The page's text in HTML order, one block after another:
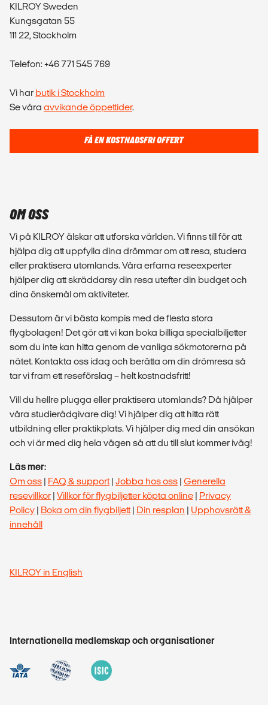
KILROY Sweden
Kungsgatan 55
111 22, Stockholm
Telefon: +46 771 545 769
Vi har butik i Stockholm
Se våra avvikande öppettider.
FÅ EN KOSTNADSFRI OFFERT
OM OSS
Vi på KILROY älskar att utforska världen. Vi finns till för att
hjälpa dig att uppfylla dina drömmar om att resa, studera
eller praktisera utomlands. Våra erfarna reseexperter
hjälper dig att skräddarsy din resa utefter din budget och
dina önskemål om aktiviteter.
Dessutom är vi bästa kompis med de flesta stora
flygbolagen! Det gör att vi kan boka billiga specialbiljetter
som du inte kan hitta genom de vanliga sökmotorerna på
nätet. Kontakta oss idag och berätta om din drömresa så
tar vi fram ett reseförslag – helt kostnadsfritt!
Vill du hellre plugga eller praktisera utomlands? Då hjälper
våra studierådgivare dig! Vi hjälper dig att hitta rätt
utbildning eller praktikplats. Vi hjälper dig med din ansökan
och vi är med dig hela vägen så att du till slut kommer iväg!
Läs mer:
Om oss | FAQ & support| Jobba hos oss | Generella
resevillkor | Villkor för flygbiljetter köpta online | Privacy
Policy | Boka om din flygbiljett| Din resplan | Upphovsrätt &
innehåll
KILROY in English
Internationella medlemskap och organisationer